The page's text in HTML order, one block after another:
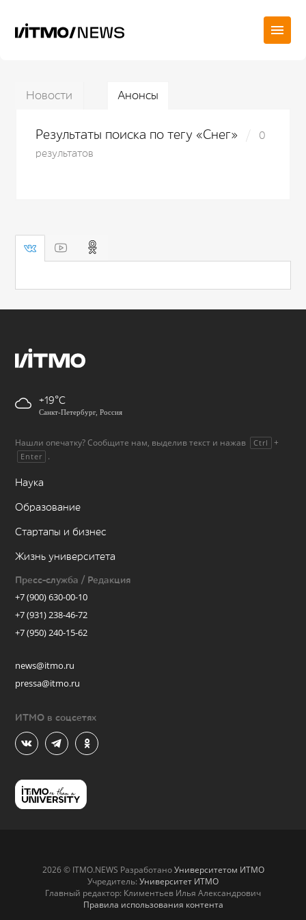
Новости Анонсы
Результаты поиска по тегу «Снег»
0
результатов
+19
Санкт-Петербург, Россия
Нашли опечатку? Сообщите нам, выделив текст и нажав Ctrl +
Enter .
Наука
Образование
Стартапы и бизнес
Жизнь университета
Пресс-служба / Редакция
+7 (900) 630-00-10
+7 (931) 238-46-72
+7 (950) 240-15-62
news@itmo.ru
pressa@itmo.ru
ИТМО в соцсетях
2026 © ITMO.NEWS РазработаноУниверситетом ИТМО
Учредитель: Университет ИТМО
Главный редактор: Климентьев Илья Александрович
Правила использования контента